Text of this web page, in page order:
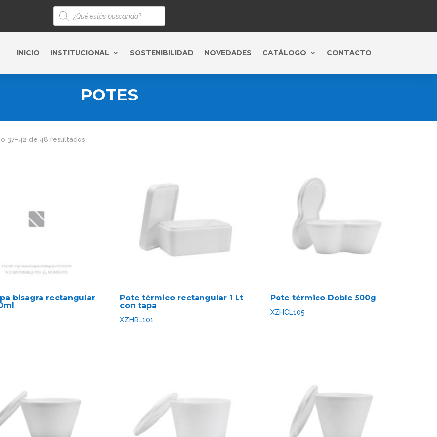
Búsqueda
de
productos
INICIO INSTITUCIONAL SOSTENIBILIDAD NOVEDADES CATÁLOGO CONTACTO
POTES
37–42 de 48 resultados
bisagra rectangular
Pote térmico rectangular 1 Lt
con tapa
XZHRL101
Pote térmico Doble 500g
XZHCL105